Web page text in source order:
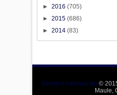
►2016(705)
►2015(686)
►2014(83)
Siempre informando ©
Maule,